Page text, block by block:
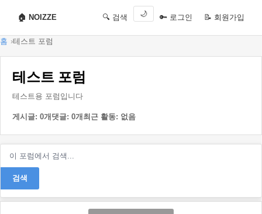
🏠 NOIZZE 🔍 검색 🌙 🔑 로그인 📝 회원가입
홈 테스트 포럼
테스트 포럼
테스트용 포럼입니다
게시글: 0개 댓글: 0개 최근 활동: 없음
검색